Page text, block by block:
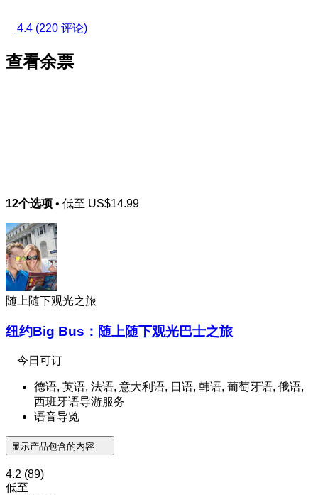
4.4 (220 评论)
查看余票
12个选项 • 低至 US$14.99
随上随下观光之旅
纽约Big Bus：随上随下观光巴士之旅
今日可订
德语, 英语, 法语, 意大利语, 日语, 韩语, 葡萄牙语, 俄语,
西班牙语导游服务
语音导览
显示产品包含的内容
4.2 (89)
低至